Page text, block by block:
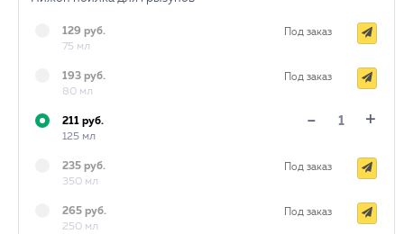
129 руб.
75 мл
Под заказ
193 руб.
80 мл
Под заказ
211 руб.
125 мл
- +
235 руб.
350 мл
Под заказ
265 руб.
250 мл
Под заказ